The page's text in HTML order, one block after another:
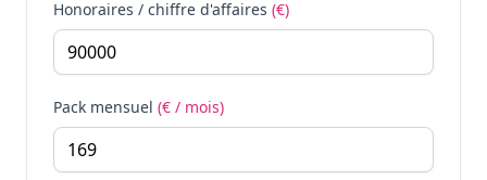
Honoraires / chiffre d'affaires (€)
Pack mensuel (€ / mois)